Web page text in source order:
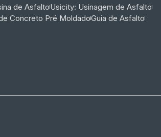
de AsfaltoUsicity: Usinagem de Asfalto
Concreto Pré MoldadoGuia de Asfalto